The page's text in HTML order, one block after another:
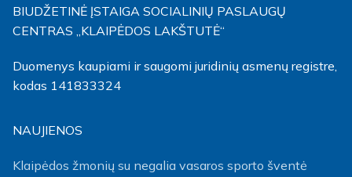
BIUDŽETINĖ ĮSTAIGA SOCIALINIŲ PASLAUGŲ
CENTRAS „KLAIPĖDOS LAKŠTUTĖ“
Duomenys kaupiami ir saugomi juridinių asmenų registre,
kodas 141833324
NAUJIENOS
Klaipėdos žmonių su negalia vasaros sporto šventė